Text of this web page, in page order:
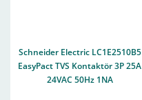
Schneider Electric LC1E2510B5
EasyPact TVS Kontaktör 3P 25A
24VAC 50Hz 1NA